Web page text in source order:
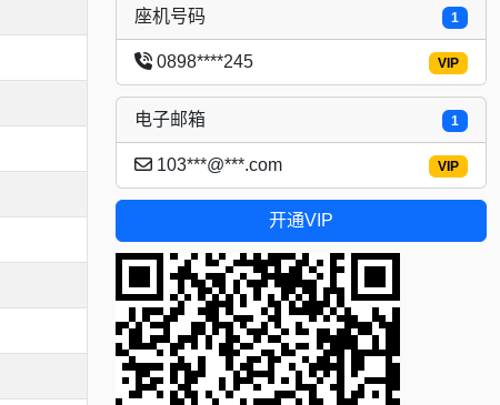
1
座机号码
VIP
0898****245
1
电子邮箱
VIP
103***@***.com
开通VIP